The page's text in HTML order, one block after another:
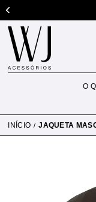
INÍCIO JAQUETA